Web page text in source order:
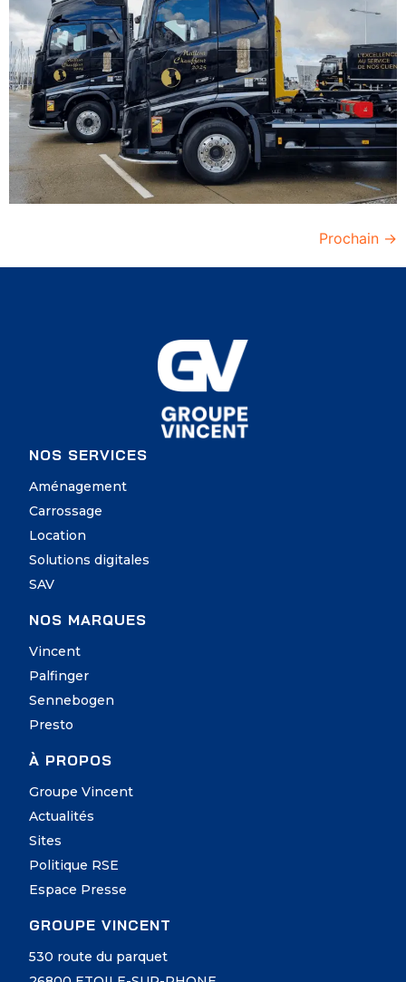
Prochain →
NOS SERVICES
Aménagement
Carrossage
Location
Solutions digitales
SAV
NOS MARQUES
Vincent
Palfinger
Sennebogen
Presto
À PROPOS
Groupe Vincent
Actualités
Sites
Politique RSE
Espace Presse
GROUPE VINCENT
530 route du parquet